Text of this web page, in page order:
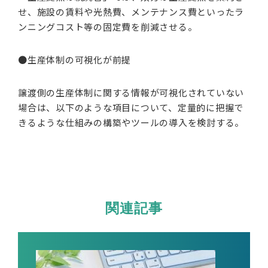
せ、施設の賃料や光熱費、メンテナンス費といったラ
ンニングコスト等の固定費を削減させる。
●生産体制の可視化が前提
譲渡側の生産体制に関する情報が可視化されていない
場合は、以下のような項目について、定量的に把握で
きるような仕組みの構築やツールの導入を検討する。
関連記事